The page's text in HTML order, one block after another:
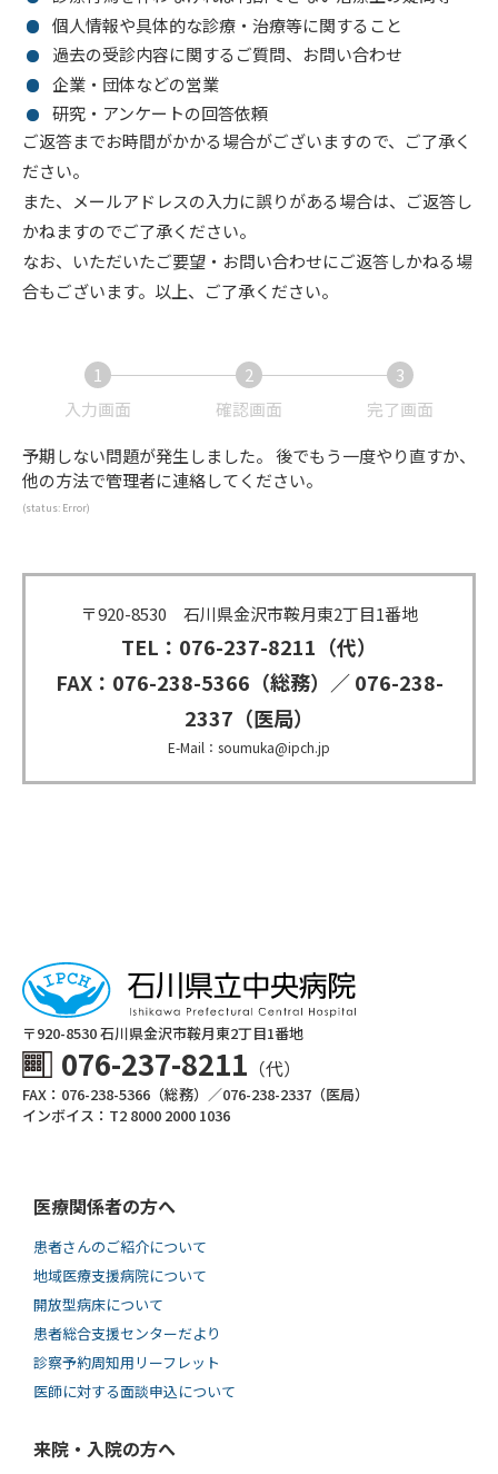
個人情報や具体的な診療・治療等に関すること
過去の受診内容に関するご質問、お問い合わせ
企業・団体などの営業
研究・アンケートの回答依頼
ご返答までお時間がかかる場合がございますので、ご了承く
ださい。
また、メールアドレスの入力に誤りがある場合は、ご返答し
かねますのでご了承ください。
なお、いただいたご要望・お問い合わせにご返答しかねる場
合もございます。以上、ご了承ください。
1
入力画面
表
示
い
る
画
面
で
2
確認画面
表
示
い
る
画
面
で
す。
3
完了画面
表
い
で
予期しない問題が発生しました。 後でもう一度やり直すか、
他の方法で管理者に連絡してください。
(status: Error)
〒920-8530 石川県金沢市鞍月東2丁目1番地
TEL：076-237-8211（代）
FAX：076-238-5366（総務）／ 076-238-
2337（医局）
E-Mail：soumuka@ipch.jp
〒920-8530 ⽯川県⾦沢市鞍⽉東2丁⽬1番地
076-237-8211 （代）
FAX：076-238-5366（総務）／076-238-2337（医局）
インボイス：T2 8000 2000 1036
医療関係者の方へ
患者さんのご紹介について
地域医療支援病院について
開放型病床について
患者総合支援センターだより
診察予約周知用リーフレット
医師に対する面談申込について
来院・入院の方へ